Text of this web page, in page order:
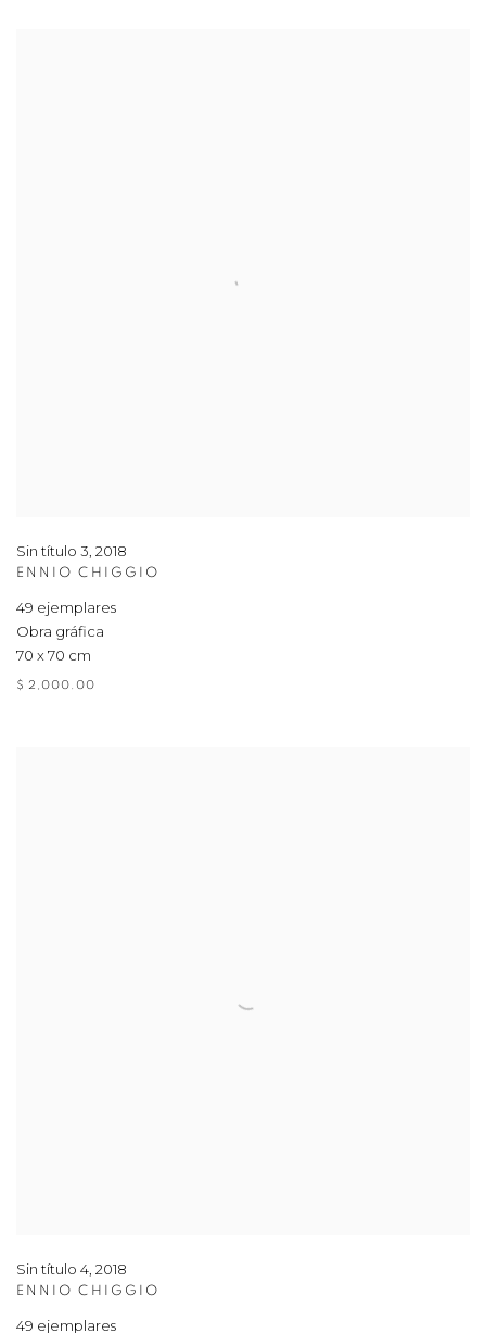
Sin título 3 2018
ENNIO CHIGGIO
49 ejemplares
Obra gráfica
70 x 70 cm
$ 2,000.00
Sin título 4 2018
ENNIO CHIGGIO
49 ejemplares